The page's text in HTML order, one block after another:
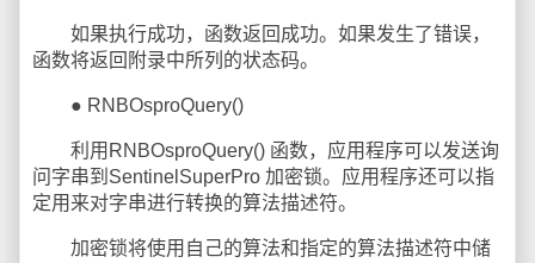
如果执行成功，函数返回成功。如果发生了错误，
函数将返回附录中所列的状态码。
● RNBOsproQuery()
利用RNBOsproQuery() 函数，应用程序可以发送询
问字串到SentinelSuperPro 加密锁。应用程序还可以指
定用来对字串进行转换的算法描述符。
加密锁将使用自己的算法和指定的算法描述符中储